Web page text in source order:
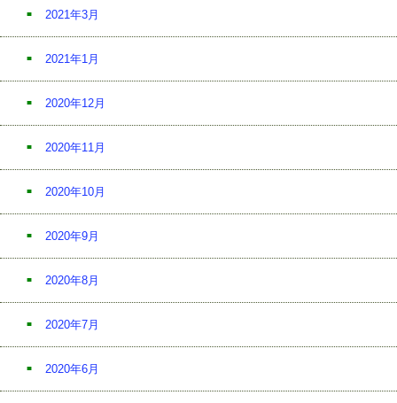
2021年3月
2021年1月
2020年12月
2020年11月
2020年10月
2020年9月
2020年8月
2020年7月
2020年6月